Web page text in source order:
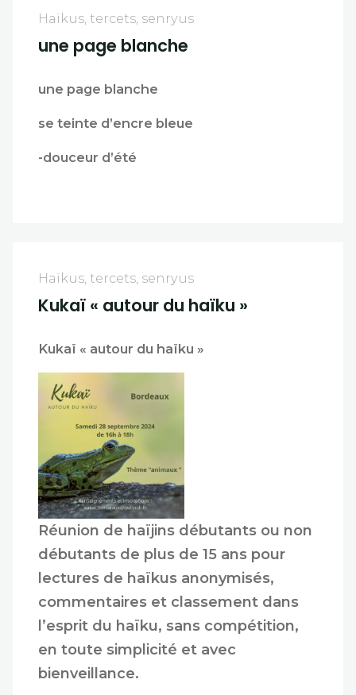
Haïkus, tercets, senryus
une page blanche
une page blanche
se teinte d’encre bleue
-douceur d’été
Haïkus, tercets, senryus
Kukaï « autour du haïku »
Kukaï « autour du haïku »
Réunion de haïjins débutants ou non
débutants de plus de 15 ans pour
lectures de haïkus anonymisés,
commentaires et classement dans
l’esprit du haïku, sans compétition,
en toute simplicité et avec
bienveillance.